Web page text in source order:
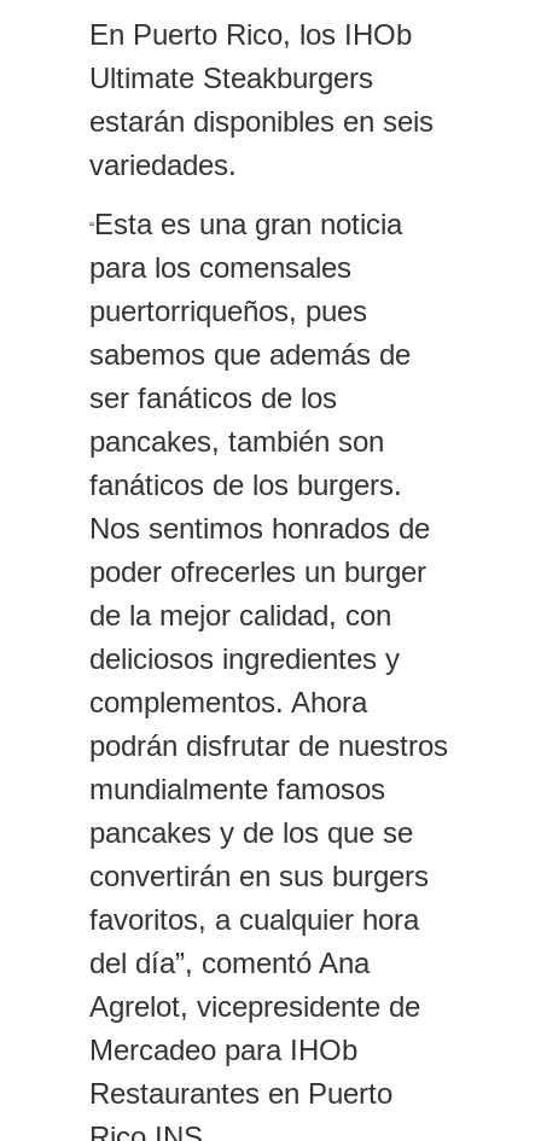
En Puerto Rico, los IHOb
Ultimate Steakburgers
estarán disponibles en seis
variedades.
“Esta es una gran noticia
para los comensales
puertorriqueños, pues
sabemos que además de
ser fanáticos de los
pancakes, también son
fanáticos de los burgers.
Nos sentimos honrados de
poder ofrecerles un burger
de la mejor calidad, con
deliciosos ingredientes y
complementos. Ahora
podrán disfrutar de nuestros
mundialmente famosos
pancakes y de los que se
convertirán en sus burgers
favoritos, a cualquier hora
del día”, comentó Ana
Agrelot, vicepresidente de
Mercadeo para IHOb
Restaurantes en Puerto